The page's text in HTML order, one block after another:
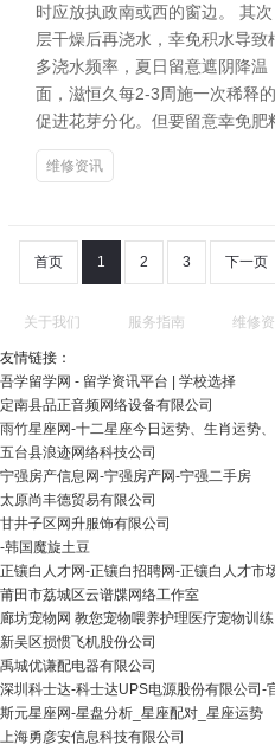
时应放执政南或西的窗边。 其
层干燥后再浇水，幸免积水导
多浇水频率，夏日留意遮阴降
面，滋恒久每2-3周施一次稀释
促进花芽分化。但要留意幸免肥
维修资讯
首页 1 2 3 下一页
关于我们 服务指南 维修
友情链接：
吾学留学网 - 留学资讯平台 | 学校选择
定南县品正音频网络设备有限公司
雨竹星座网-十二星座今日运势、生肖运势
五台县浪迹网络科技公司
宁强房产信息网-宁强房产网-宁强二手房
太原尚丰德贸易有限公司
甘井子区网升服饰有限公司
-韩国魔旋土豆
正镶白人才网-正镶白招聘网-正镶白人才市
莆田市荔城区云谱牒网络工作室
廊坊宠物网 教您宠物喂养护理医疗宠物训练
新吴区损惯飞机股份公司
禹城优谦配电器有限公司
深圳科士达-科士达UPS电源股份有限公司-
斯元星座网-星盘分析_星座配对_星座运势
上海勇彦安信息科技有限公司